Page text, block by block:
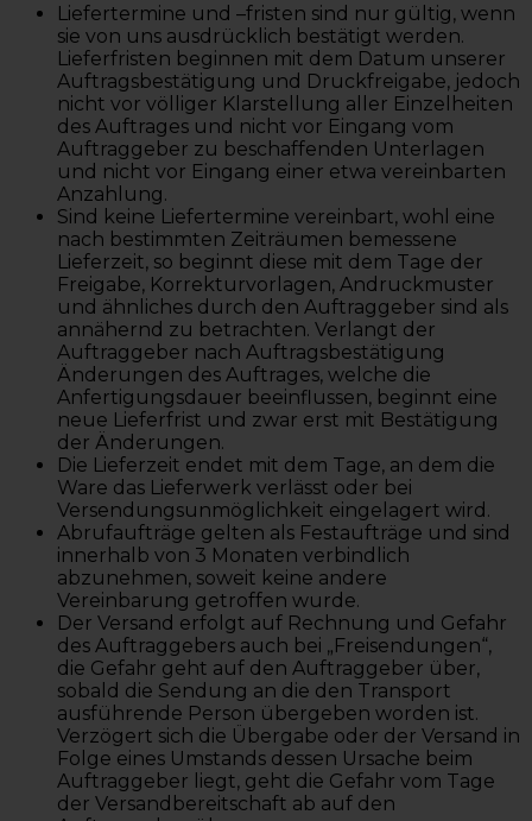
Liefertermine und –fristen sind nur gültig, wenn
sie von uns ausdrücklich bestätigt werden.
Lieferfristen beginnen mit dem Datum unserer
Auftragsbestätigung und Druckfreigabe, jedoch
nicht vor völliger Klarstellung aller Einzelheiten
des Auftrages und nicht vor Eingang vom
Auftraggeber zu beschaffenden Unterlagen
und nicht vor Eingang einer etwa vereinbarten
Anzahlung.
Sind keine Liefertermine vereinbart, wohl eine
nach bestimmten Zeiträumen bemessene
Lieferzeit, so beginnt diese mit dem Tage der
Freigabe, Korrekturvorlagen, Andruckmuster
und ähnliches durch den Auftraggeber sind als
annähernd zu betrachten. Verlangt der
Auftraggeber nach Auftragsbestätigung
Änderungen des Auftrages, welche die
Anfertigungsdauer beeinflussen, beginnt eine
neue Lieferfrist und zwar erst mit Bestätigung
der Änderungen.
Die Lieferzeit endet mit dem Tage, an dem die
Ware das Lieferwerk verlässt oder bei
Versendungsunmöglichkeit eingelagert wird.
Abrufaufträge gelten als Festaufträge und sind
innerhalb von 3 Monaten verbindlich
abzunehmen, soweit keine andere
Vereinbarung getroffen wurde.
Der Versand erfolgt auf Rechnung und Gefahr
des Auftraggebers auch bei „Freisendungen“,
die Gefahr geht auf den Auftraggeber über,
sobald die Sendung an die den Transport
ausführende Person übergeben worden ist.
Verzögert sich die Übergabe oder der Versand in
Folge eines Umstands dessen Ursache beim
Auftraggeber liegt, geht die Gefahr vom Tage
der Versandbereitschaft ab auf den